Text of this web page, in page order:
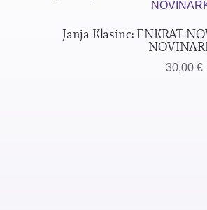
Janja Klasinc: ENKRAT
30,00€